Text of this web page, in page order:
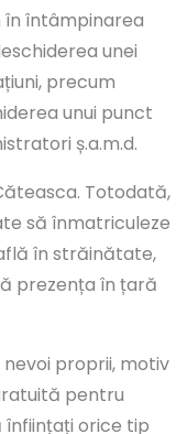
în întâmpinarea
unei
precum
unui punct
ș.a.m.d.
Totodată,
să înmatriculeze
în străinătate,
prezența în țară
proprii, motiv
pentru
orice tip